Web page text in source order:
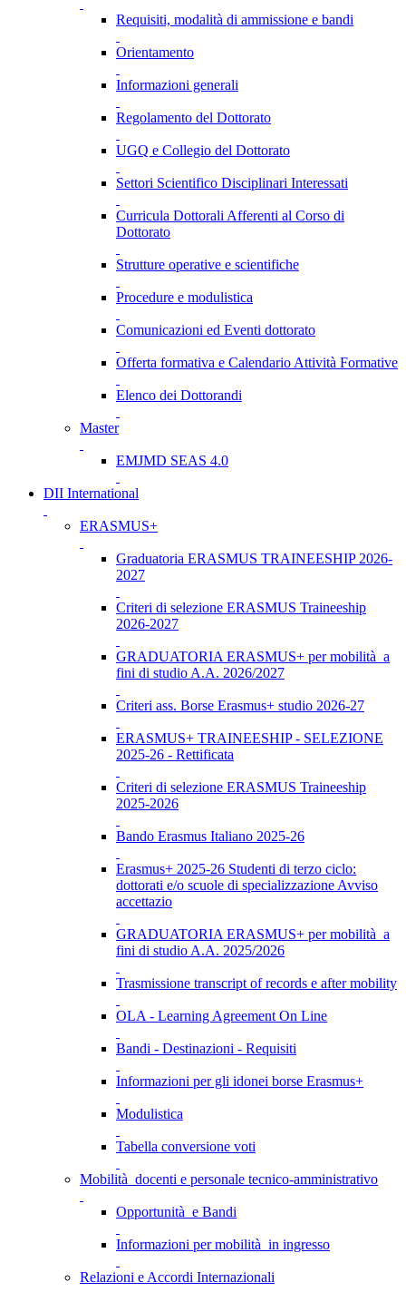
Requisiti, modalità di ammissione e bandi
Orientamento
Informazioni generali
Regolamento del Dottorato
UGQ e Collegio del Dottorato
Settori Scientifico Disciplinari Interessati
Curricula Dottorali Afferenti al Corso di
Dottorato
Strutture operative e scientifiche
Procedure e modulistica
Comunicazioni ed Eventi dottorato
Offerta formativa e Calendario Attività Formative
Elenco dei Dottorandi
Master
EMJMD SEAS 4.0
DII International
ERASMUS+
Graduatoria ERASMUS TRAINEESHIP 2026-
2027
Criteri di selezione ERASMUS Traineeship
2026-2027
GRADUATORIA ERASMUS+ per mobilità a
fini di studio A.A. 2026/2027
Criteri ass. Borse Erasmus+ studio 2026-27
ERASMUS+ TRAINEESHIP - SELEZIONE
2025-26 - Rettificata
Criteri di selezione ERASMUS Traineeship
2025-2026
Bando Erasmus Italiano 2025-26
Erasmus+ 2025-26 Studenti di terzo ciclo:
dottorati e/o scuole di specializzazione Avviso
accettazio
GRADUATORIA ERASMUS+ per mobilità a
fini di studio A.A. 2025/2026
Trasmissione transcript of records e after mobility
OLA - Learning Agreement On Line
Bandi - Destinazioni - Requisiti
Informazioni per gli idonei borse Erasmus+
Modulistica
Tabella conversione voti
Mobilità docenti e personale tecnico-amministrativo
Opportunità e Bandi
Informazioni per mobilità in ingresso
Relazioni e Accordi Internazionali